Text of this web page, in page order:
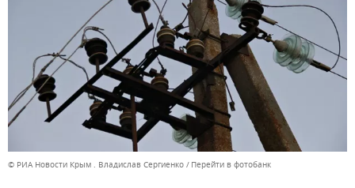
© РИА Новости Крым . Владислав Сергиенко Перейти в фотобанк